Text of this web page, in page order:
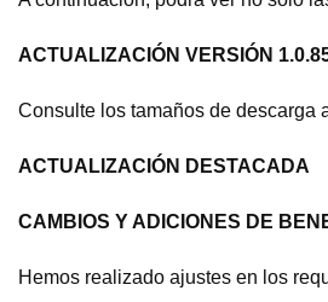
ACTUALIZACIÓN VERSIÓN
Consulte los tamaños de descarga
ACTUALIZACIÓN DESTACADA
CAMBIOS Y ADICIONES DE
Hemos realizado ajustes en los